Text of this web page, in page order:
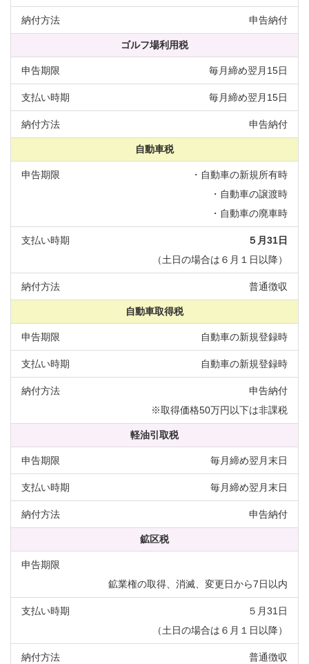
申告納付
ゴルフ場利用税
毎月締め翌月15日
毎月締め翌月15日
申告納付
自動車税
・自動車の新規所有時
・自動車の譲渡時
・自動車の廃車時
５月31日
（土日の場合は６月１日以降）
普通徴収
自動車取得税
自動車の新規登録時
自動車の新規登録時
申告納付
※取得価格50万円以下は非課税
軽油引取税
毎月締め翌月末日
毎月締め翌月末日
申告納付
鉱区税
鉱業権の取得、消滅、変更日から7日以内
５月31日
（土日の場合は６月１日以降）
普通徴収